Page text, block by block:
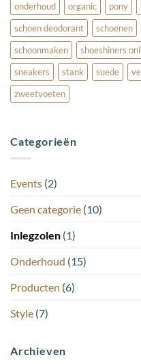
onderhoud
organic pony
schoen deodorant
schoenen
schoonmaken
shoeshiners
sneakers
stank suede
zweetvoeten
Categorieën
Events (2)
Geen categorie (10)
Inlegzolen (1)
Onderhoud (15)
Producten (6)
Style (7)
Archieven